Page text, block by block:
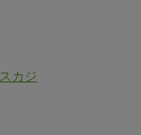
カジ